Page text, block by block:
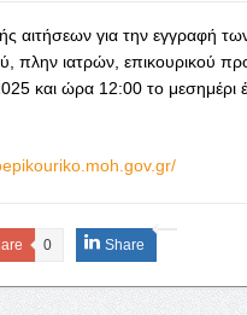
αιτήσεων για την εγγραφή
πλην ιατρών, επικουρικού
και ώρα 12:00 το μεσημέρι
0 Share